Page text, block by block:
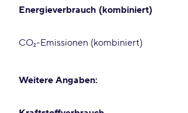
Energieverbrauch (kombiniert)
CO₂-Emissionen (kombiniert)
Weitere Angaben: